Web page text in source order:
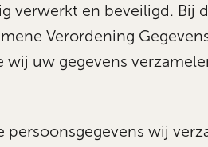
verwerkt en beveiligd. Bij
Verordening
wij uw gegevens
persoonsgegevens wij